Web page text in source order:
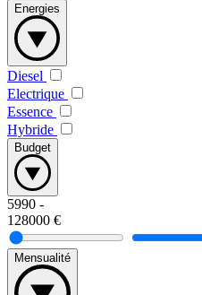
Energies
Diesel
Electrique
Essence
Hybride
Budget
5990 -
128000 €
Mensualité